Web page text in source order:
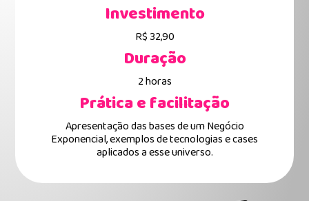
Investimento
R$ 32,90
Duração
2 horas
Prática e facilitação
Apresentação das bases de um Negócio
Exponencial, exemplos de tecnologias e cases
aplicados a esse universo.